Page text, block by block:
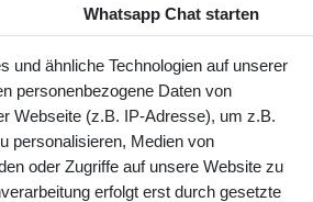
Whatsapp Chat starten
MwSt. und zzgl. Service- und
und ähnliche Technologien auf unserer
personenbezogene Daten von
Webseite (z.B. IP-Adresse), um z.B.
personalisieren, Medien von
oder Zugriffe auf unsere Website zu
erfolgt erst durch gesetzte